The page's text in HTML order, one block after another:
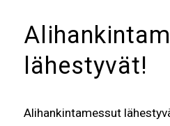
lähestyvät!
Alihankintamessut